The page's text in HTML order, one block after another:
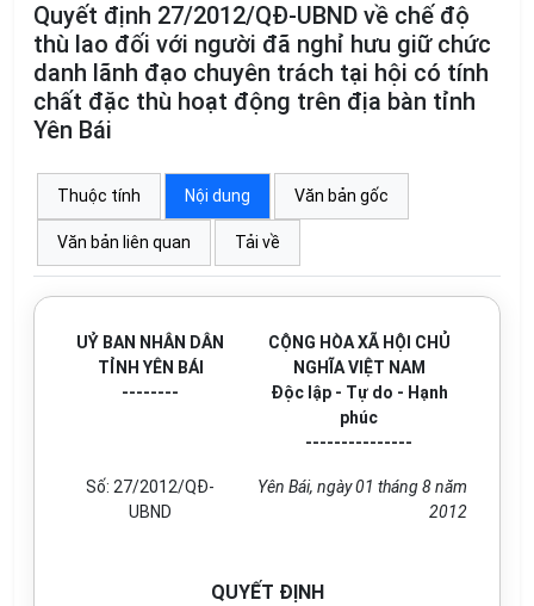
Quyết định 27/2012/QĐ-UBND về chế độ
thù lao đối với người đã nghỉ hưu giữ chức
danh lãnh đạo chuyên trách tại hội có tính
chất đặc thù hoạt động trên địa bàn tỉnh
Yên Bái
Thuộc tính Nội dung Văn bản gốc
Văn bản liên quan Tải về
UỶ BAN NHÂN DÂN
TỈNH YÊN BÁI
--------
CỘNG HÒA XÃ HỘI CHỦ
NGHĨA VIỆT NAM
Độc lập - Tự do - Hạnh
phúc
---------------
Số: 27/2012/QĐ-
UBND
Yên Bái, ngày 01 tháng 8 năm
2012
QUYẾT ĐỊNH